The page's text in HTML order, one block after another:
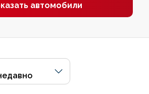
автомобили